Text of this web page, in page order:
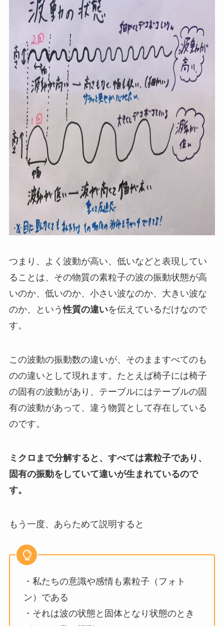
つまり、よく波動が高い、低いなどと表現してい
ることは、 その物質の素粒子の波の振動状態が高
いのか、低いのか、小さい波なのか、大きい波な
のか、という性質の違いを伝えているだけなので
す。
この波動の振動数の違いが、そのまますべてのも
のの違いとして現れます。たとえば椅子には椅子
の固有の波動があり、テーブルにはテーブルの固
有の波動があって、違う物質として存在している
のです。
ミクロまで分解すると、すべては素粒子であり、
固有の振動をしていて違いが生まれているので
す。
もう一度、あらためて説明すると
・私たちの意識や感情も素粒子（フォト
ン）である
・それは波の状態と固体となり状態のとき